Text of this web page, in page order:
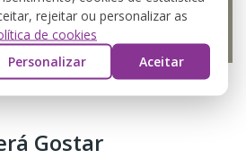
Gostar
rejeitar ou personalizar as
de cookies
Personalizar Aceitar